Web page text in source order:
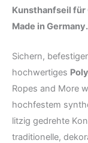
Kunsthanfseil für
Made in Germany.
Sichern,
hochwertiges
Ropes and More
hochfestem
litzig gedrehte
traditionelle,